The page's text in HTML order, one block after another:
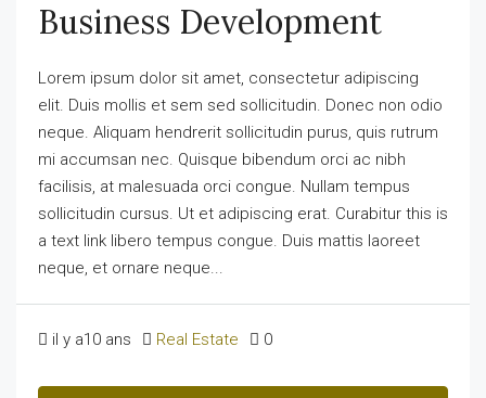
Business Development
Lorem ipsum dolor sit amet, consectetur adipiscing
elit. Duis mollis et sem sed sollicitudin. Donec non odio
neque. Aliquam hendrerit sollicitudin purus, quis rutrum
mi accumsan nec. Quisque bibendum orci ac nibh
facilisis, at malesuada orci congue. Nullam tempus
sollicitudin cursus. Ut et adipiscing erat. Curabitur this is
a text link libero tempus congue. Duis mattis laoreet
neque, et ornare neque...
il y a10 ans Real Estate 0